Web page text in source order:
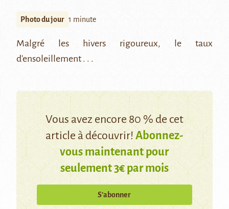
Photo du jour 1 minute
Malgré les hivers rigoureux, le taux
d'ensoleillement . . .
Vous avez encore 80 % de cet
article à découvrir!Abonnez-
vous maintenant pour
seulement 3€ par mois
S’abonner